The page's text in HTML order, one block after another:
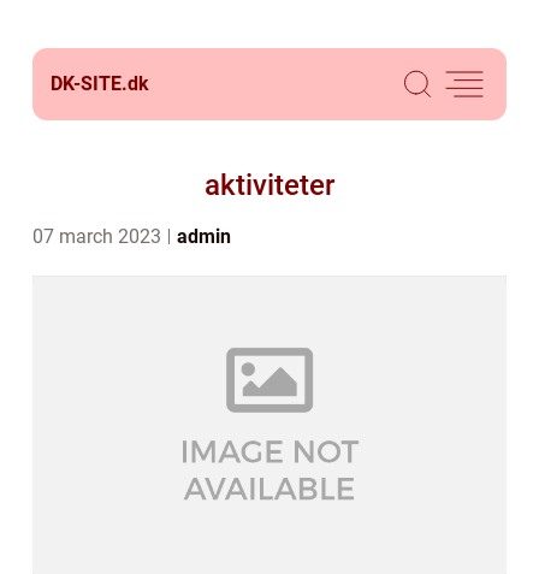
DK-SITE.dk
aktiviteter
07 march 2023 admin